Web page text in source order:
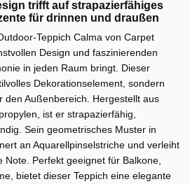
trifft auf strapazierfähiges
für drinnen und draußen
Teppich Calma von Carpet
Design und faszinierenden
in jeden Raum bringt. Dieser
Dekorationselement, sondern
den Außenbereich. Hergestellt aus
ist er strapazierfähig,
Sein geometrisches Muster in
an Aquarellpinselstriche und verleiht
Note. Perfekt geeignet für Balkone,
bietet dieser Teppich eine elegante